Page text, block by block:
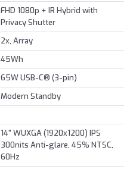
FHD 1080p + IR Hybrid with
Privacy Shutter
2x, Array
45Wh
65W USB-C® (3-pin)
Modern Standby
14" WUXGA (1920x1200) IPS
300nits Anti-glare, 45% NTSC,
60Hz